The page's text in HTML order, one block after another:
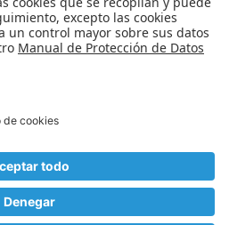
Decreto 1297 del 30 de mayo de 1964.
Resolución 28 del 23 de febrero de 1949